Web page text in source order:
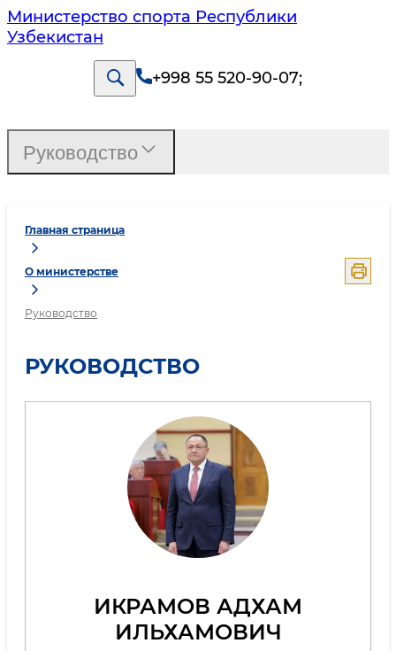
Министерство спорта Республики
Узбекистан
+998 55 520-90-07;
Главная страница
О министерстве
Руководство
РУКОВОДСТВО
ИКРАМОВ АДХАМ
ИЛЬХАМОВИЧ
Руководство